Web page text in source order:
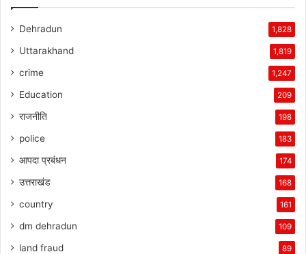
Dehradun 1,828
Uttarakhand 1,819
crime 1,247
Education 209
राजनीति 198
police 183
आपदा प्रबंधन 174
उत्तराखंड 168
country 161
dm dehradun 109
land fraud 89